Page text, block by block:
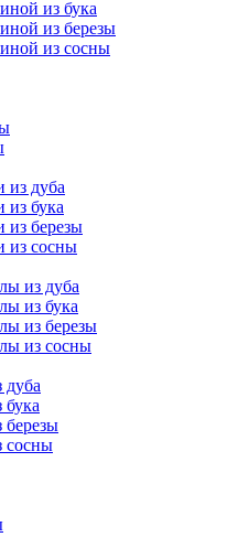
из бука
из березы
из сосны
из дуба
из бука
из березы
из сосны
из дуба
из бука
из березы
из сосны
дуба
березы
сосны